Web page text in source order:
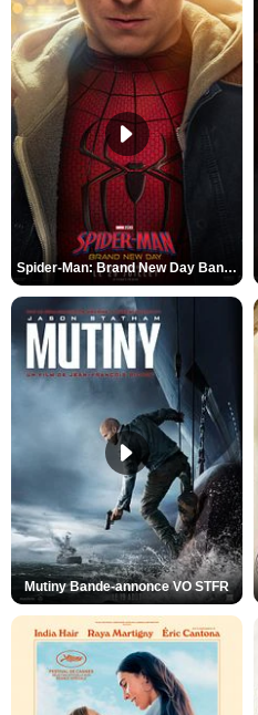
Spider-Man: Brand New Day Bande-annonce VO STFR
Mutiny Bande-annonce VO STFR